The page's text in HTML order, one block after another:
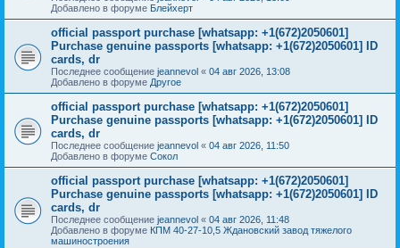
Добавлено в форуме Блейхерт
official passport purchase [whatsapp: +1(672)2050601]
Purchase genuine passports [whatsapp: +1(672)2050601] ID
cards, dr
Последнее сообщение jeannevol « 04 авг 2026, 13:08
Добавлено в форуме Другое
official passport purchase [whatsapp: +1(672)2050601]
Purchase genuine passports [whatsapp: +1(672)2050601] ID
cards, dr
Последнее сообщение jeannevol « 04 авг 2026, 11:50
Добавлено в форуме Сокол
official passport purchase [whatsapp: +1(672)2050601]
Purchase genuine passports [whatsapp: +1(672)2050601] ID
cards, dr
Последнее сообщение jeannevol « 04 авг 2026, 11:48
Добавлено в форуме КПМ 40-27-10,5 Ждановский завод тяжелого
машиностроения